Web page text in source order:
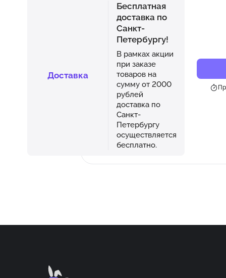
Доставка
Бесплатная
доставка по
Санкт-
Петербургу!
В рамках акции
при заказе
товаров на
сумму от 2000
рублей
доставка по
Санкт-
Петербургу
осуществляется
бесплатно.